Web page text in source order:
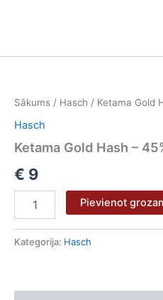
Sākums / Hasch / Ketama Gold
Hasch
Ketama Gold Hash –
€ 9
-
45%
daudzums
Pievienot
Kategorija: Hasch